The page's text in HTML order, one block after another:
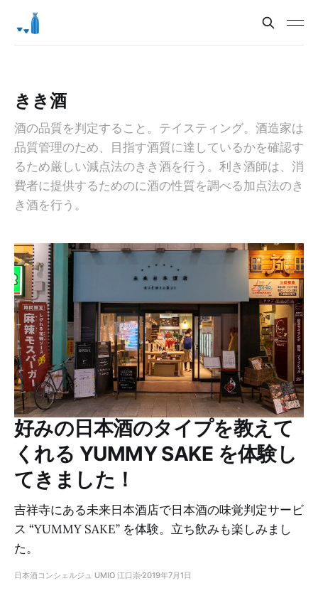
きき酒
酒の品質を判定すること。テイスティング。酒造家は
品質管理のため、目指す酒質に達しているかを確認す
るため厳しい減点法のきき酒を行う。利き酒師は、消
費者に提供するためのに酒の性質を調べる加点法のき
き酒を行う。
好みの日本酒のタイプを教えて
くれる YUMMY SAKE を体験し
てきました！
吉祥寺にある未来日本酒店で日本酒の味覚判定サービ
ス “YUMMY SAKE” を体験。立ち飲みも楽しみまし
た。
日本酒コンシェルジュ UMIO 江口崇 2019年7月1日